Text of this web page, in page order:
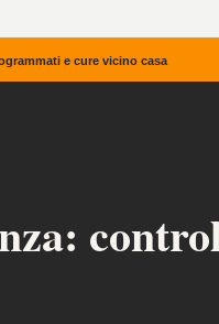
e cure vicino casa